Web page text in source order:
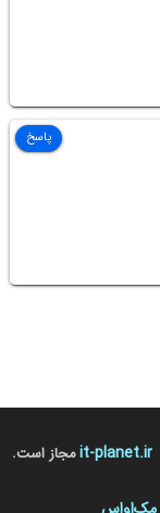
پاسخ
it-planet.irمجاز است.